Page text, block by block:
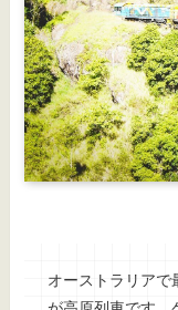
オーストラリアで